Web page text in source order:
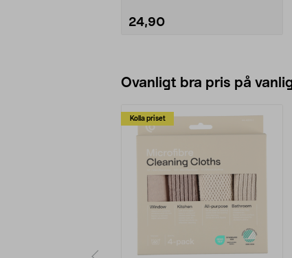
24,90
Ovanligt bra pris på
Kolla priset